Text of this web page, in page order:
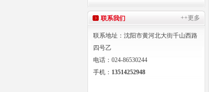
联系我们 ++更多
联系地址：沈阳市黄河北大街千山西路
四号乙
电话：024-86530244
手机： 13514252948